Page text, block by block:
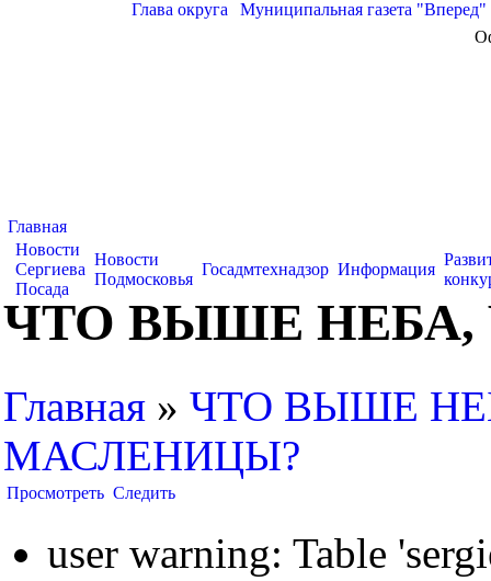
Глава округа Муниципальная газета "Вперед"
Главная
Новости
Сергиева
Посада
Новости
Подмосковья
Госадмтехнадзор Информация
ЧТО ВЫШЕ
Главная » ЧТО ВЫШЕ
МАСЛЕНИЦЫ?
Просмотреть Следить
user warning: Table